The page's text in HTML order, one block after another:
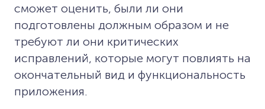
сможет оценить, были ли они
подготовлены должным образом и не
требуют ли они критических
исправлений, которые могут повлиять на
окончательный вид и функциональность
приложения.